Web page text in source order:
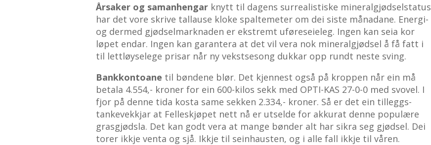
Årsaker og samanhengar knytt til dagens surrealistiske mineralgjødselstatus
har det vore skrive tallause kloke spaltemeter om dei siste månadane. Energi-
og dermed gjødselmarknaden er ekstremt uføreseieleg. Ingen kan seia kor
løpet endar. Ingen kan garantera at det vil vera nok mineralgjødsel å få fatt i
til lettløyselege prisar når ny vekstsesong dukkar opp rundt neste sving.
Bankkontoane til bøndene blør. Det kjennest også på kroppen når ein må
betala 4.554,- kroner for ein 600-kilos sekk med OPTI-KAS 27-0-0 med svovel. I
fjor på denne tida kosta same sekken 2.334,- kroner. Så er det ein tilleggs-
tankevekkjar at Felleskjøpet nett nå er utselde for akkurat denne populære
grasgjødsla. Det kan godt vera at mange bønder alt har sikra seg gjødsel. Dei
torer ikkje venta og sjå. Ikkje til seinhausten, og i alle fall ikkje til våren.